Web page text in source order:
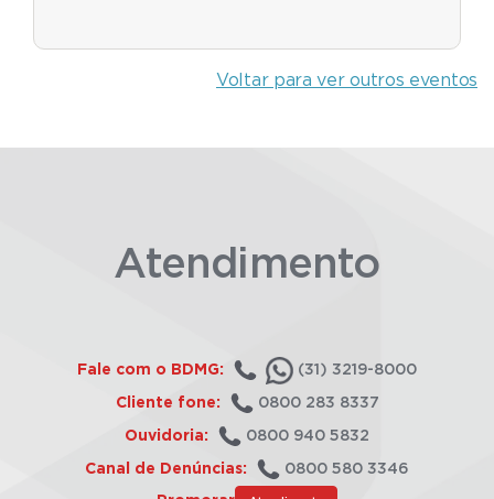
Voltar para ver outros eventos
Atendimento
Fale com o BDMG: (31) 3219-8000
Cliente fone: 0800 283 8337
Ouvidoria: 0800 940 5832
Canal de Denúncias: 0800 580 3346